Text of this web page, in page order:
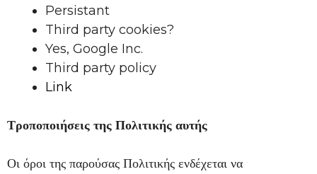
Persistant
Third party cookies?
Yes, Google Inc.
Third party policy
Link
Τροποποιήσεις της Πολιτικής αυτής
Οι όροι της παρούσας Πολιτικής ενδέχεται να